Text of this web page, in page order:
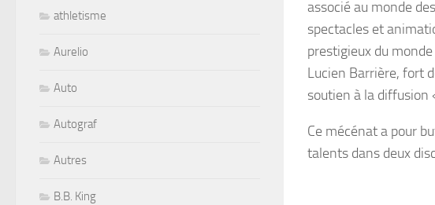
associé au monde
spectacles et
prestigieux du
Lucien Barrière, fort
soutien à la diffusion
Ce mécénat a pour
talents dans deux
athletisme
Aurelio
Auto
Autograf
Autres
B.B. King